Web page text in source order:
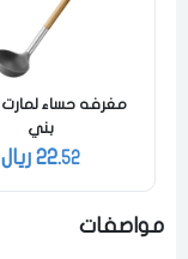
بني
22.52 ريال
مواصفات